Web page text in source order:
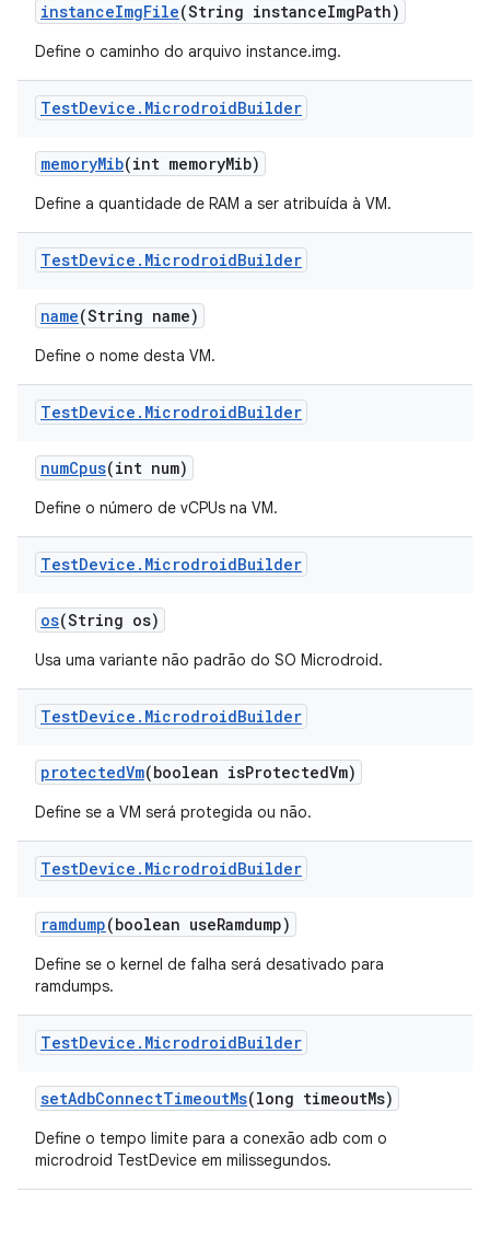
instanceImgFile(String instanceImgPath)
Define o caminho do arquivo instance.img.
TestDevice . MicrodroidBuilder
memoryMib(int memoryMib)
Define a quantidade de RAM a ser atribuída à VM.
TestDevice . MicrodroidBuilder
name(String name)
Define o nome desta VM.
TestDevice . MicrodroidBuilder
numCpus(int num)
Define o número de vCPUs na VM.
TestDevice . MicrodroidBuilder
os(String os)
Usa uma variante não padrão do SO Microdroid.
TestDevice . MicrodroidBuilder
protectedVm(boolean isProtectedVm)
Define se a VM será protegida ou não.
TestDevice . MicrodroidBuilder
ramdump(boolean useRamdump)
Define se o kernel de falha será desativado para
ramdumps.
TestDevice . MicrodroidBuilder
setAdbConnectTimeoutMs(long timeoutMs)
Define o tempo limite para a conexão adb com o
microdroid TestDevice em milissegundos.